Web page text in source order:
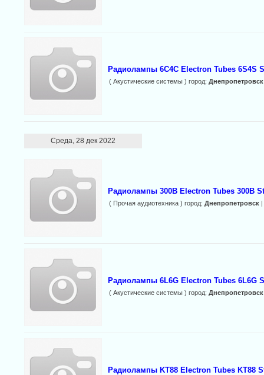
Радиолампы 6С4С Electron Tubes 6S4S
( Акустические системы ) город: Днепропетровск
Среда, 28 дек 2022
Радиолампы 300B Electron Tubes 300B
( Прочая аудиотехника ) город: Днепропетровск|
Радиолампы 6L6G Electron Tubes 6L6G
( Акустические системы ) город: Днепропетровск
Радиолампы KT88 Electron Tubes KT88